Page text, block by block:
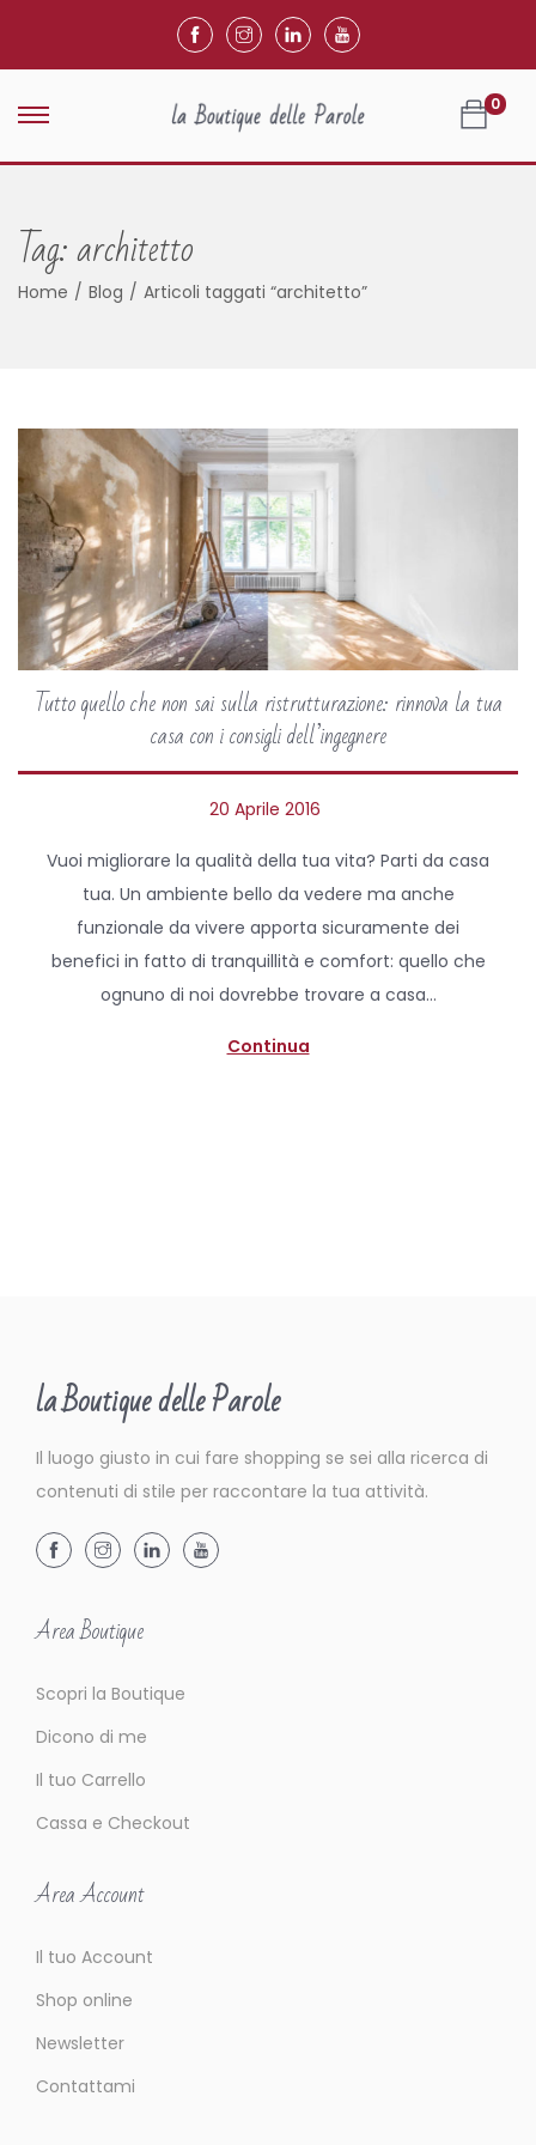
0
Tag:architetto
Home / Blog / Articoli taggati “architetto”
Tutto quello che non sai sulla ristrutturazione: rinnova la tua
casa con i consigli dell’ingegnere
P
s
t
e
d
o
20 Aprile 2016
Vuoi migliorare la qualità della tua vita? Parti da casa
tua. Un ambiente bello da vedere ma anche
funzionale da vivere apporta sicuramente dei
benefici in fatto di tranquillità e comfort: quello che
ognuno di noi dovrebbe trovare a casa…
Continua
la Boutique delle Parole
Il luogo giusto in cui fare shopping se sei alla ricerca di
contenuti di stile per raccontare la tua attività.
Area Boutique
Scopri la Boutique
Dicono di me
Il tuo Carrello
Cassa e Checkout
Area Account
Il tuo Account
Shop online
Newsletter
Contattami